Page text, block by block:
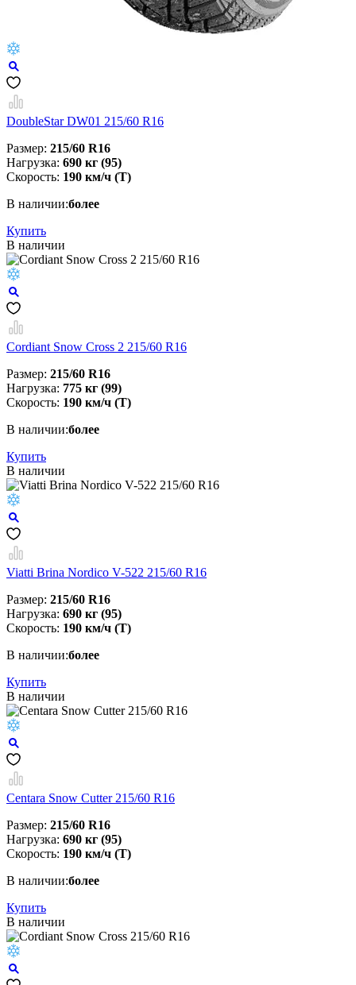
DoubleStar DW01 215/60 R16
Размер: 215/60 R16
Нагрузка: 690 кг (95)
Скорость: 190 км/ч (T)
В наличии:более
Купить
В наличии
Cordiant Snow Cross 2 215/60 R16
Размер: 215/60 R16
Нагрузка: 775 кг (99)
Скорость: 190 км/ч (T)
В наличии:более
Купить
В наличии
Viatti Brina Nordico V-522 215/60 R16
Размер: 215/60 R16
Нагрузка: 690 кг (95)
Скорость: 190 км/ч (T)
В наличии:более
Купить
В наличии
Centara Snow Cutter 215/60 R16
Размер: 215/60 R16
Нагрузка: 690 кг (95)
Скорость: 190 км/ч (T)
В наличии:более
Купить
В наличии